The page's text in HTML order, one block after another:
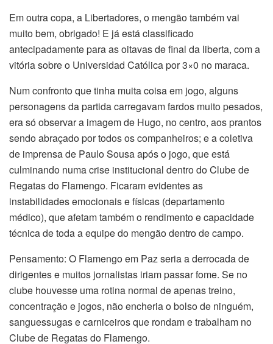
Em outra copa, a Libertadores, o mengão também vai
muito bem, obrigado! E já está classificado
antecipadamente para as oitavas de final da liberta, com a
vitória sobre o Universidad Católica por 3×0 no maraca.
Num confronto que tinha muita coisa em jogo, alguns
personagens da partida carregavam fardos muito pesados,
era só observar a imagem de Hugo, no centro, aos prantos
sendo abraçado por todos os companheiros; e a coletiva
de imprensa de Paulo Sousa após o jogo, que está
culminando numa crise institucional dentro do Clube de
Regatas do Flamengo. Ficaram evidentes as
instabilidades emocionais e físicas (departamento
médico), que afetam também o rendimento e capacidade
técnica de toda a equipe do mengão dentro de campo.
Pensamento: O Flamengo em Paz seria a derrocada de
dirigentes e muitos jornalistas iriam passar fome. Se no
clube houvesse uma rotina normal de apenas treino,
concentração e jogos, não encheria o bolso de ninguém,
sanguessugas e carniceiros que rondam e trabalham no
Clube de Regatas do Flamengo.